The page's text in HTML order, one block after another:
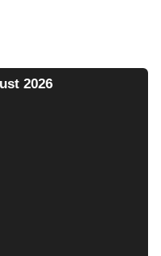
2026